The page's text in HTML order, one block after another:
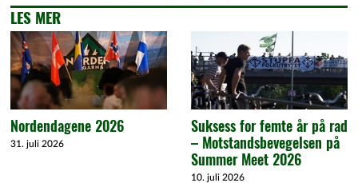
LES MER
Nordendagene 2026
31. juli 2026
Suksess for femte år på rad
– Motstandsbevegelsen på
Summer Meet 2026
10. juli 2026